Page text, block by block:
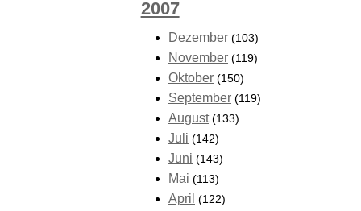
2007
Dezember (103)
November (119)
Oktober (150)
September (119)
August (133)
Juli (142)
Juni (143)
Mai (113)
April (122)